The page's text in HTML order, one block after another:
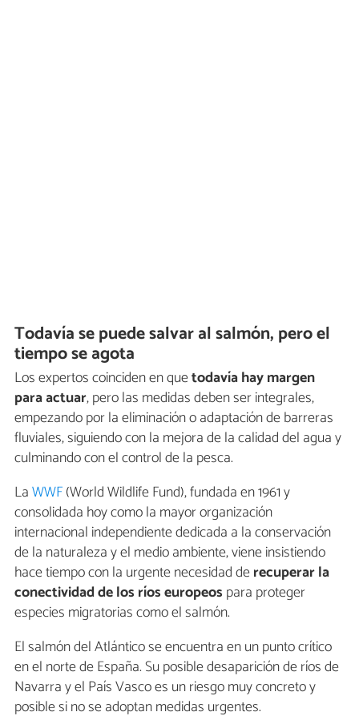
Todavía se puede salvar al salmón, pero el
tiempo se agota
Los expertos coinciden en quetodavía hay margen
para actuar, pero las medidas deben ser integrales,
empezando por la eliminación o adaptación de barreras
fluviales, siguiendo con la mejora de la calidad del agua y
culminando con el control de la pesca.
LaWWF(World Wildlife Fund), fundada en 1961 y
consolidada hoy como la mayor organización
internacional independiente dedicada a la conservación
de la naturaleza y el medio ambiente, viene insistiendo
hace tiempo con la urgente necesidad derecuperar la
conectividad de los ríos europeos para proteger
especies migratorias como el salmón.
El salmón del Atlántico se encuentra en un punto crítico
en el norte de España. Su posible desaparición de ríos de
Navarra y el País Vasco es un riesgo muy concreto y
posible si no se adoptan medidas urgentes.